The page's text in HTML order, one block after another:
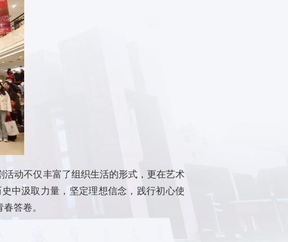
动不仅丰富了组织生活的形式，更在艺术
中汲取力量，坚定理想信念，践行初心使
答卷。